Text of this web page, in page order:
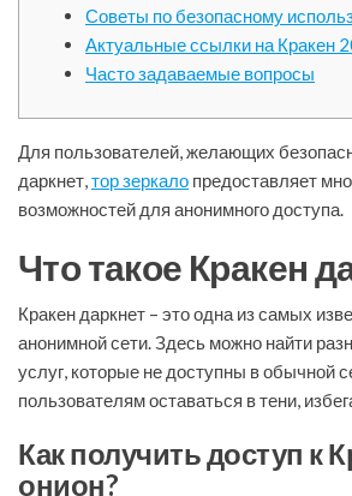
Советы по безопасному
Актуальные ссылки на Кракен
Часто задаваемые вопросы
Для пользователей, желающих
даркнет,тор зеркало предоставляет
возможностей для анонимного доступа.
Что такое Кракен
Кракен даркнет – это одна из самых
анонимной сети. Здесь можно найти
услуг, которые не доступны в обычной
пользователям оставаться в тени,
Как получить доступ к
онион?